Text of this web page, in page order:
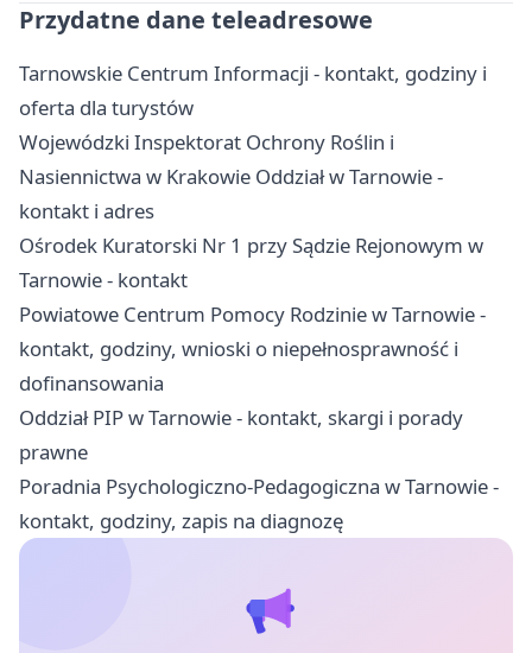
Przydatne dane teleadresowe
Tarnowskie Centrum Informacji - kontakt, godziny i
oferta dla turystów
Wojewódzki Inspektorat Ochrony Roślin i
Nasiennictwa w Krakowie Oddział w Tarnowie -
kontakt i adres
Ośrodek Kuratorski Nr 1 przy Sądzie Rejonowym w
Tarnowie - kontakt
Powiatowe Centrum Pomocy Rodzinie w Tarnowie -
kontakt, godziny, wnioski o niepełnosprawność i
dofinansowania
Oddział PIP w Tarnowie - kontakt, skargi i porady
prawne
Poradnia Psychologiczno-Pedagogiczna w Tarnowie -
kontakt, godziny, zapis na diagnozę